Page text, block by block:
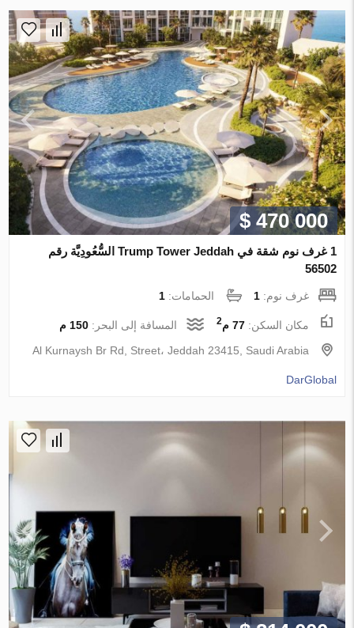
$ 470 000
1 غرف نوم شقة في Trump Tower Jeddah السُّعُودِيَّة رقم
56502
غرف نوم:1 الحمامات:1
مكان السكن:77 م 2 المسافة إلى البحر:150 م
Al Kurnaysh Br Rd, Street، Jeddah 23415, Saudi Arabia
DarGlobal